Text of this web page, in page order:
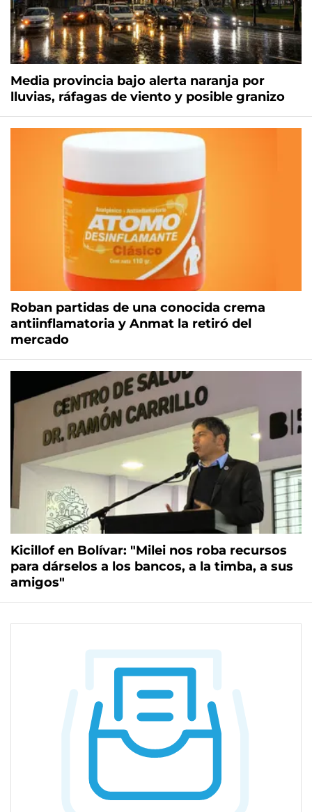
Media provincia bajo alerta naranja por
lluvias, ráfagas de viento y posible granizo
Roban partidas de una conocida crema
antiinflamatoria y Anmat la retiró del
mercado
Kicillof en Bolívar: "Milei nos roba recursos
para dárselos a los bancos, a la timba, a sus
amigos"